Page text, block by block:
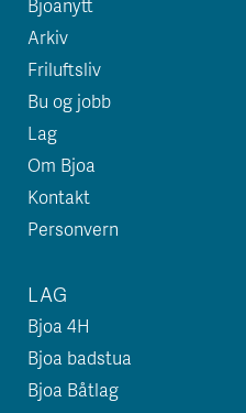
Arkiv
Friluftsliv
Bu og jobb
Lag
Om Bjoa
Kontakt
Personvern
LAG
Bjoa 4H
Bjoa badstua
Bjoa Båtlag